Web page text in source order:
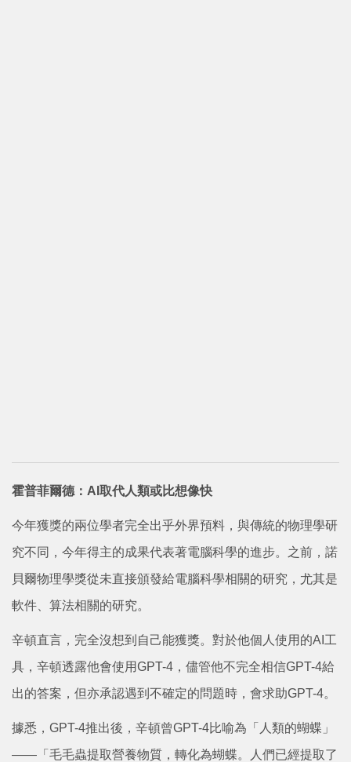
霍普菲爾德：AI取代人類或比想像快
今年獲獎的兩位學者完全出乎外界預料，與傳統的物理學研
究不同，今年得主的成果代表著電腦科學的進步。之前，諾
貝爾物理學獎從未直接頒發給電腦科學相關的研究，尤其是
軟件、算法相關的研究。
辛頓直言，完全沒想到自己能獲獎。對於他個人使用的AI工
具，辛頓透露他會使用GPT-4，儘管他不完全相信GPT-4給
出的答案，但亦承認遇到不確定的問題時，會求助GPT-4。
據悉，GPT-4推出後，辛頓曾GPT-4比喻為「人類的蝴蝶」
——「毛毛蟲提取營養物質，轉化為蝴蝶。人們已經提取了